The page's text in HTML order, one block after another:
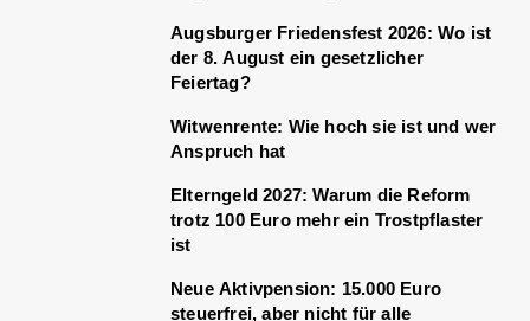
Augsburger Friedensfest 2026: Wo ist
der 8. August ein gesetzlicher
Feiertag?
Witwenrente: Wie hoch sie ist und wer
Anspruch hat
Elterngeld 2027: Warum die Reform
trotz 100 Euro mehr ein Trostpflaster
ist
Neue Aktivpension: 15.000 Euro
steuerfrei, aber nicht für alle